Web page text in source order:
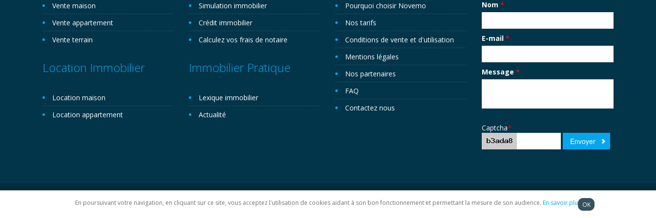
Vente maison
Vente appartement
Vente terrain
Location Immobilier
Location maison
Location appartement
Simulation immobilier
Crédit immobilier
Calculez vos frais de notaire
Immobilier Pratique
Lexique immobilier
Actualité
Pourquoi choisir Novemo
Nos tarifs
Conditions de vente et d'utilisation
Mentions légales
Nos partenaires
FAQ
Contactez nous
Nom *
E-mail *
Message *
Captcha*
Copyright 2026©. Novemo.com. Tous droits réservés. Plan du site
En poursuivant votre navigation, en cliquant sur ce site, vous acceptez l'utilisation de cookies aidant à son bon fonctionnement et permettant la mesure de son audience. En savoir plus OK